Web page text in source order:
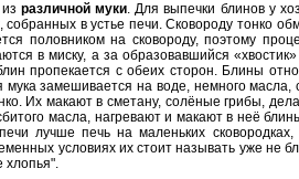
изразличной муки. Для выпечки блинов у
собранных в устье печи. Сковороду
половником на сковороду, поэтому
в миску, а за образовавшийся
пропекается с обеих сторон. Блины
замешивается на воде, немного
Их макают в сметану, солёные грибы,
масла, нагревают и макают в неё
лучше печь на маленьких
условиях их стоит называть уже не
хлопья".